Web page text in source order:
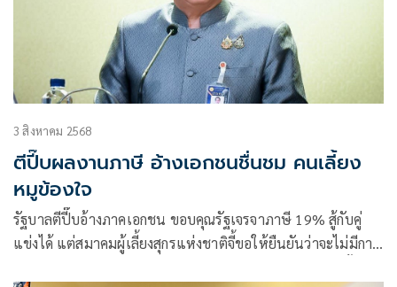
3 สิงหาคม 2568
ตีปี๊บผลงานภาษี อ้างเอกชนชื่นชม คนเลี้ยง
หมูข้องใจ
รัฐบาลตีปี๊บอ้างภาคเอกชน ขอบคุณรัฐเจรจาภาษี 19% สู้กับคู่
แข่งได้ แต่สมาคมผู้เลี้ยงสุกรแห่งชาติจี้ขอให้ยืนยันว่าจะไม่มีการ